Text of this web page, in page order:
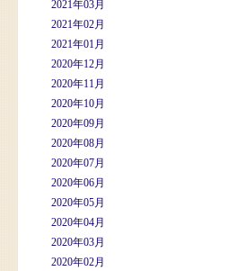
2021年03月
2021年02月
2021年01月
2020年12月
2020年11月
2020年10月
2020年09月
2020年08月
2020年07月
2020年06月
2020年05月
2020年04月
2020年03月
2020年02月